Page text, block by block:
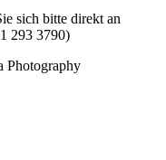
sich bitte direkt an
293 3790)
Photography